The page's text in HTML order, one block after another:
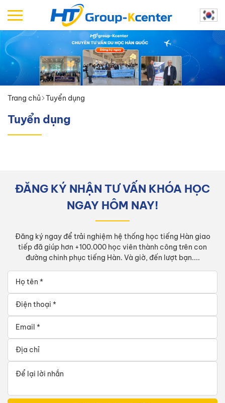
Trang chủ Tuyển dụng
Tuyển dụng
ĐĂNG KÝ NHẬN TƯ VẤN KHÓA HỌC
NGAY HÔM NAY!
Đăng ký ngay để trải nghiệm hệ thống học tiếng Hàn giao
tiếp đã giúp hơn +100.000 học viên thành công trên con
đường chinh phục tiếng Hàn. Và giờ, đến lượt bạn....